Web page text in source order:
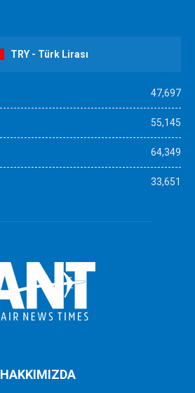
TRY - Türk Lirası
47,697
55,145
64,349
33,651
HAKKIMIZDA